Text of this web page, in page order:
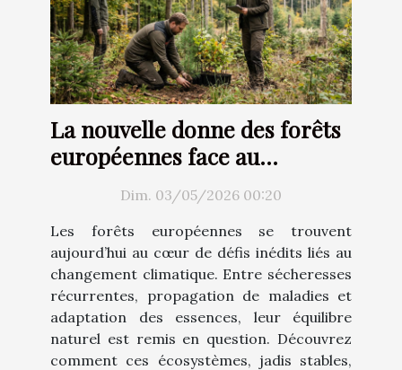
La nouvelle donne des forêts
européennes face au
changement climatique
Dim. 03/05/2026 00:20
Les forêts européennes se trouvent
aujourd’hui au cœur de défis inédits liés au
changement climatique. Entre sécheresses
récurrentes, propagation de maladies et
adaptation des essences, leur équilibre
naturel est remis en question. Découvrez
comment ces écosystèmes, jadis stables,